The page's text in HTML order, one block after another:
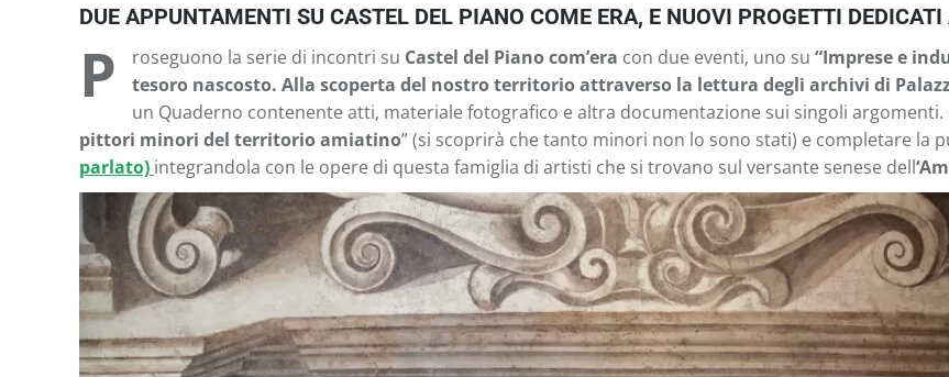
DUE APPUNTAMENTI SU CASTEL DEL PIANO COME ERA, E NUOVI PROGETTI
P roseguono la serie di incontri su Castel del Piano com’era con due eventi, uno su “Imprese e
tesoro nascosto. Alla scoperta del nostro territorio attraverso la lettura degli archivi di
un Quaderno contenente atti, materiale fotografico e altra documentazione sui singoli argomenti.
pittori minori del territorio amiatino” (si scoprirà che tanto minori non lo sono stati) e completare la
parlato) integrandola con le opere di questa famiglia di artisti che si trovano sul versante senese dell